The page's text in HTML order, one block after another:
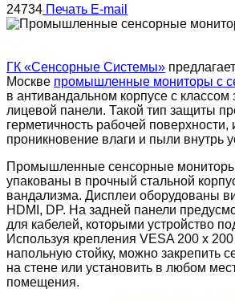
24734 Печать E-mail
ГК «Сенсорные Системы»
Москве промышленные мониторы с
в антивандальном корпусе с
лицевой панели. Такой тип защиты
герметичность рабочей
проникновение влаги и пыли внутрь
Промышленные сенсорные
упакованы в прочный стальной
вандализма. Дисплеи оборудованы
HDMI, DP. На задней панели
для кабелей, которыми устройство
Используя крепления VESA 200 х
напольную стойку, можно закрепить
на стене или установить в любом
помещения.